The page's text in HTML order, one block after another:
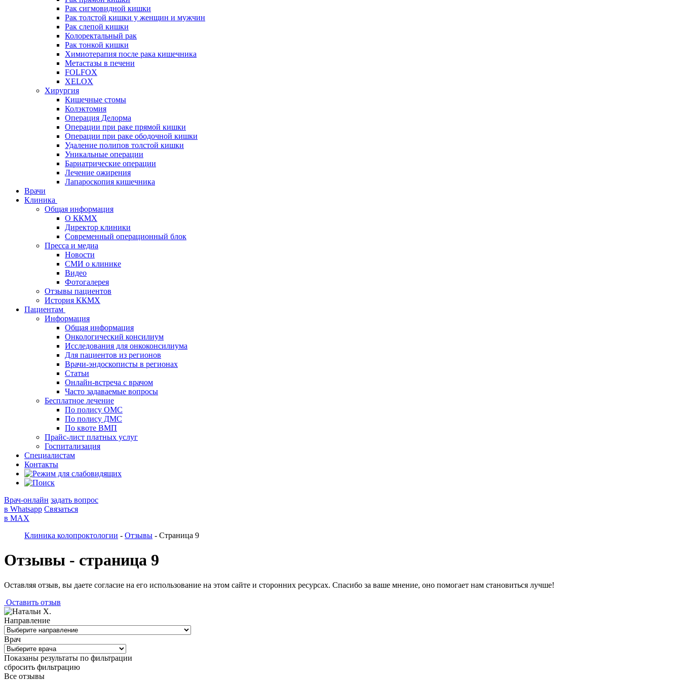
Рак сигмовидной кишки
Рак толстой кишки у женщин и мужчин
Рак слепой кишки
Колоректальный рак
Рак тонкой кишки
Химиотерапия после рака кишечника
Метастазы в печени
FOLFOX
XELOX
Хирургия
Кишечные стомы
Колэктомия
Операция Делорма
Операции при раке прямой кишки
Операции при раке ободочной кишки
Удаление полипов толстой кишки
Уникальные операции
Бариатрические операции
Лечение ожирения
Лапароскопия кишечника
Врачи
Клиника
Общая информация
О ККМХ
Директор клиники
Современный операционный блок
Пресса и медиа
Новости
СМИ о клинике
Видео
Фотогалерея
Отзывы пациентов
История ККМХ
Пациентам
Информация
Общая информация
Онкологический консилиум
Исследования для онкоконсилиума
Для пациентов из регионов
Врачи-эндоскописты в регионах
Статьи
Онлайн-встреча с врачом
Часто задаваемые вопросы
Бесплатное лечение
По полису ОМС
По полису ДМС
По квоте ВМП
Прайс-лист платных услуг
Госпитализация
Специалистам
Контакты
Врач-онлайн задать вопрос
в Whatsapp Связаться
в MAX
Клиника колопроктологии - Отзывы - Страница 9
Отзывы - страница 9
Оставляя отзыв, вы даете согласие на его использование на этом сайте и сторонних ресурсах. Спасибо за ваше мнение, оно помогает нам становиться лучше!
Оставить отзыв
Направление
Врач
Показаны результаты по фильтрации
сбросить фильтрацию
Все отзывы